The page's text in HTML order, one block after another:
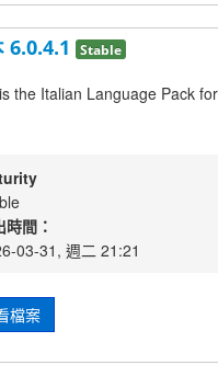
6.0.4.1 Stable
the Italian Language Pack
時間：
03-31, 週二 21:21
檔案